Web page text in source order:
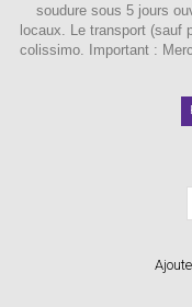
soudure sous 5 jours
locaux. Le transport (sauf
colissimo. Important :